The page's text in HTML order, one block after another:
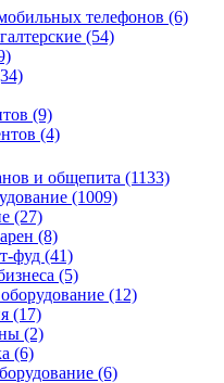
телефонов (6)
(54)
(9)
(4)
и общепита (1133)
(1009)
(27)
(8)
фуд (41)
(5)
(12)
(17)
(2)
(6)
(6)